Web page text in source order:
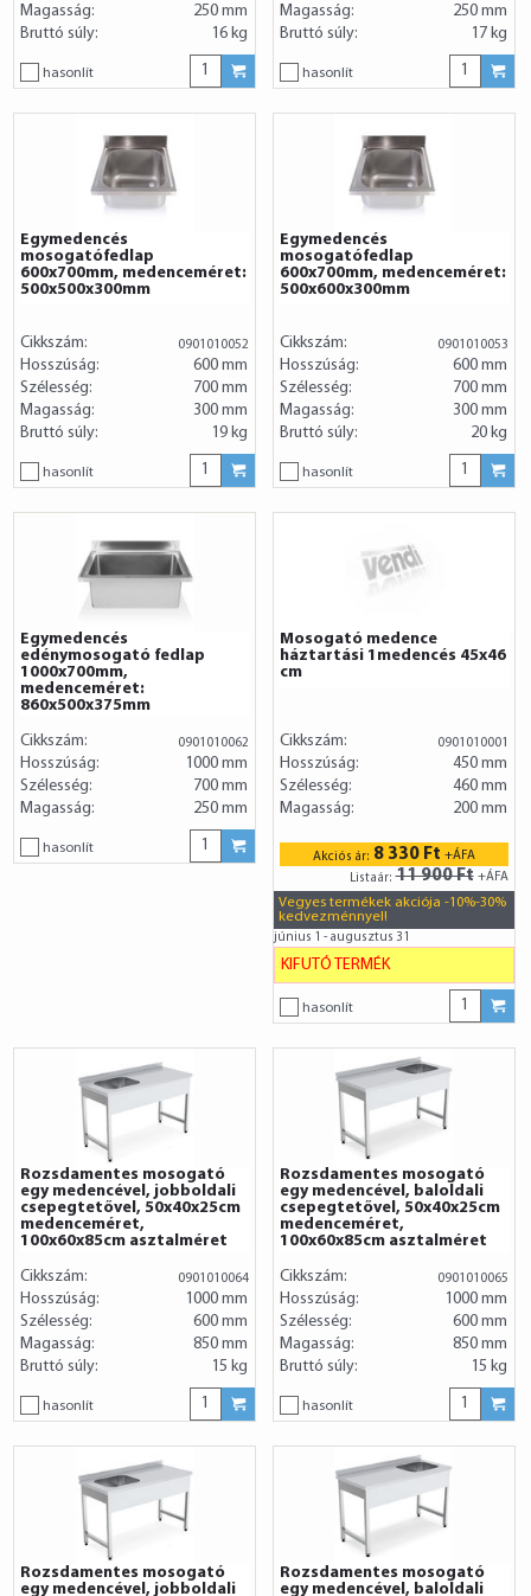
Magasság:
250 mm
Bruttó súly:
16 kg
hasonlít
Magasság:
250 mm
Bruttó súly:
17 kg
hasonlít
Egymedencés
mosogatófedlap
600x700mm, medenceméret:
500x500x300mm
Cikkszám: 0901010052
Hosszúság:
600 mm
Szélesség:
700 mm
Magasság:
300 mm
Bruttó súly:
19 kg
hasonlít
Egymedencés
mosogatófedlap
600x700mm, medenceméret:
500x600x300mm
Cikkszám: 0901010053
Hosszúság:
600 mm
Szélesség:
700 mm
Magasság:
300 mm
Bruttó súly:
20 kg
hasonlít
Egymedencés
edénymosogató fedlap
1000x700mm,
medenceméret:
860x500x375mm
Cikkszám: 0901010062
Hosszúság:
1000 mm
Szélesség:
700 mm
Magasság:
250 mm
hasonlít
Mosogató medence
háztartási 1medencés 45x46
cm
Cikkszám: 0901010001
Hosszúság:
450 mm
Szélesség:
460 mm
Magasság:
200 mm
Akciós ár: 8 330 Ft +ÁFA
Listaár: 11 900 Ft +ÁFA
Vegyes termékek akciója -10%-30%
kedvezménnyel!
június 1 - augusztus 31
KIFUTÓ TERMÉK
hasonlít
Rozsdamentes mosogató
egy medencével, jobboldali
csepegtetővel, 50x40x25cm
medenceméret,
100x60x85cm asztalméret
Cikkszám: 0901010064
Hosszúság:
1000 mm
Szélesség:
600 mm
Magasság:
850 mm
Bruttó súly:
15 kg
hasonlít
Rozsdamentes mosogató
egy medencével, baloldali
csepegtetővel, 50x40x25cm
medenceméret,
100x60x85cm asztalméret
Cikkszám: 0901010065
Hosszúság:
1000 mm
Szélesség:
600 mm
Magasság:
850 mm
Bruttó súly:
15 kg
hasonlít
Rozsdamentes mosogató
egy medencével, jobboldali
Rozsdamentes mosogató
egy medencével, baloldali